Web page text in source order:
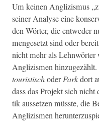
Um keinen Anglizis­mus
sein­er Analyse eine
den Wörter, die entwed­er
menge­set­zt sind oder
nicht mehr als
Anglizis­men hinzugezählt.
touris­tischoderParkdort
dass das Pro­jekt sich
tik aus­set­zen müsste, die
Anglizis­men